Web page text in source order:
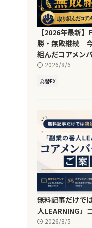
【2026年最新
勝・無敗継続｜
組んだコアメン
2026/8/6
為替FX
無料記事だけで
人LEARNING」
2026/8/5